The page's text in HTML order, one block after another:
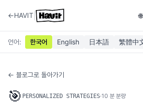
←HAVIT 🌐
언어: 한국어 English 日本語 繁體中
← 블로그로 돌아가기
🎯 PERSONALIZED STRATEGIES·10 분 분량